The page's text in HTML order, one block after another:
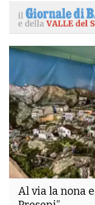
Al via la nona